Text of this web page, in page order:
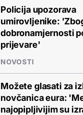
Policija upozorava
umirovljenike:
dobronamjernosti
prijevare'
NOVOSTI
Možete glasati za
novčanica eura:
najopipljivijim su